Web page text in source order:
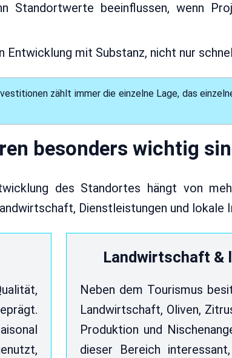
Standortwerte beeinflussen, wenn
Entwicklung mit Substanz, nicht nur
zählt immer die einzelne Lage, das
besonders wichtig
des Standortes hängt von
Dienstleistungen und lokale
Landwirtschaft &
Neben dem Tourismus
Landwirtschaft, Oliven,
Produktion und
dieser Bereich